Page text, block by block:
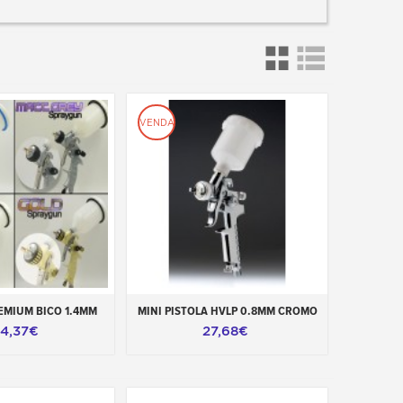
carrinho
BICO 1.4MM
VENDA
Adicionar ao carrinho
MINI PISTOLA HVLP 0.8MM CROMO
27,68€